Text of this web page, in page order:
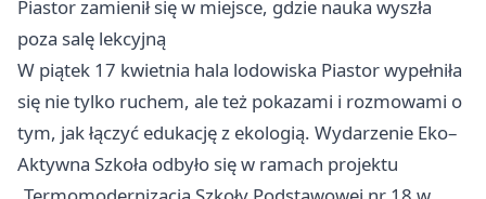
Piastor zamienił się w miejsce, gdzie nauka wyszła
poza salę lekcyjną
W piątek 17 kwietnia hala lodowiska Piastor wypełniła
się nie tylko ruchem, ale też pokazami i rozmowami o
tym, jak łączyć edukację z ekologią. Wydarzenie Eko–
Aktywna Szkoła odbyło się w ramach projektu